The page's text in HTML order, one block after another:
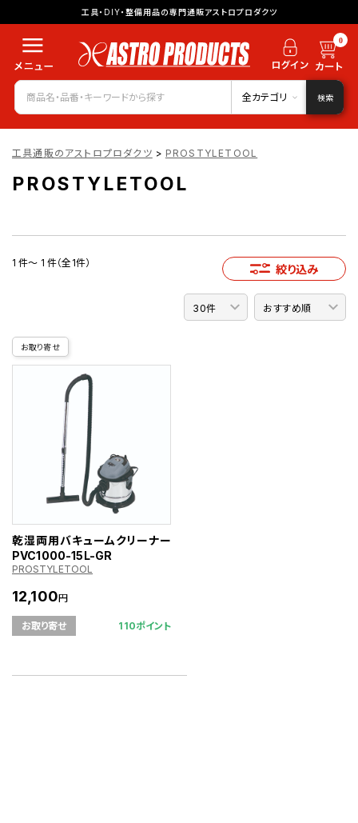
工具・DIY・整備用品の専門通販アストロプロダクツ
0
全カテゴリ 検索
工具通販のアストロプロダクツ > PROSTYLETOOL
PROSTYLETOOL
1 件～ 1 件（全1件） 絞り込み
お取り寄せ
乾湿両用バキュームクリーナー
PVC1000-15L-GR
PROSTYLETOOL
12,100円
お取り寄せ 110ポイント